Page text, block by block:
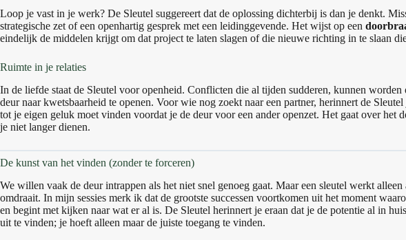
Loop je vast in je werk? De Sleutel suggereert dat de oplossing dichterbij is dan je denkt.
strategische zet of een openhartig gesprek met een leidinggevende. Het wijst op een
eindelijk de middelen krijgt om dat project te laten slagen of die nieuwe richting in te slaan
Ruimte in je relaties
In de liefde staat de Sleutel voor openheid. Conflicten die al tijden sudderen, kunnen worden
deur naar kwetsbaarheid te openen. Voor wie nog zoekt naar een partner, herinnert de Sleutel
tot je eigen geluk moet vinden voordat je de deur voor een ander openzet. Het gaat over het
je niet langer dienen.
De kunst van het vinden (zonder te forceren)
We willen vaak de deur intrappen als het niet snel genoeg gaat. Maar een sleutel werkt alleen
omdraait. In mijn sessies merk ik dat de grootste successen voortkomen uit het moment
en begint met kijken naar wat er al is. De Sleutel herinnert je eraan dat je de potentie al in
uit te vinden; je hoeft alleen maar de juiste toegang te vinden.